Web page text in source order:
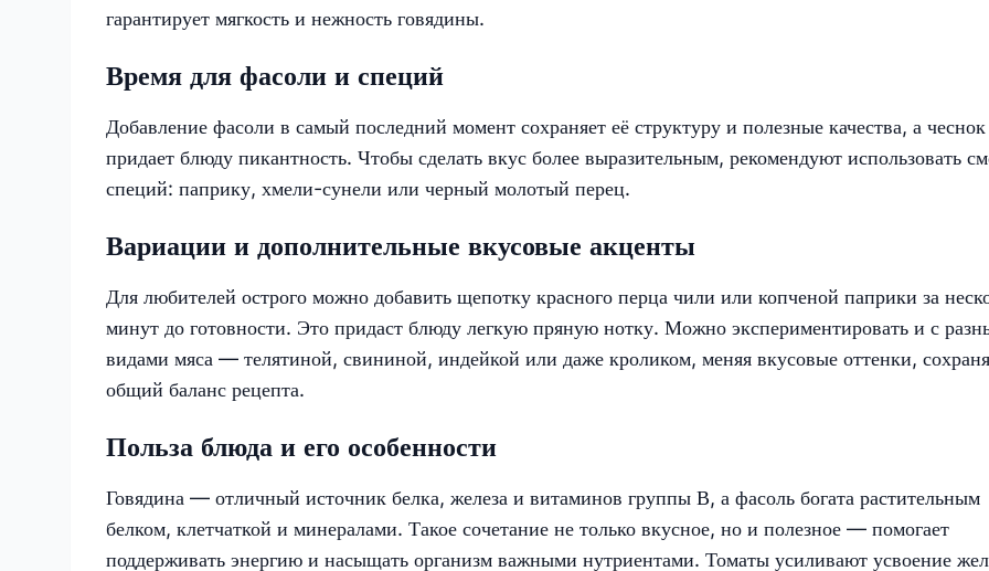
гарантирует мягкость и нежность говядины.
Время для фасоли и специй
Добавление фасоли в самый последний момент сохраняет её структуру и полезные качества, а чеснок
придает блюду пикантность. Чтобы сделать вкус более выразительным, рекомендуют использовать
специй: паприку, хмели-сунели или черный молотый перец.
Вариации и дополнительные вкусовые акценты
Для любителей острого можно добавить щепотку красного перца чили или копченой паприки за
минут до готовности. Это придаст блюду легкую пряную нотку. Можно экспериментировать и с
видами мяса — телятиной, свининой, индейкой или даже кроликом, меняя вкусовые оттенки,
общий баланс рецепта.
Польза блюда и его особенности
Говядина — отличный источник белка, железа и витаминов группы В, а фасоль богата растительным
белком, клетчаткой и минералами. Такое сочетание не только вкусное, но и полезное — помогает
поддерживать энергию и насыщать организм важными нутриентами. Томаты усиливают усвоение